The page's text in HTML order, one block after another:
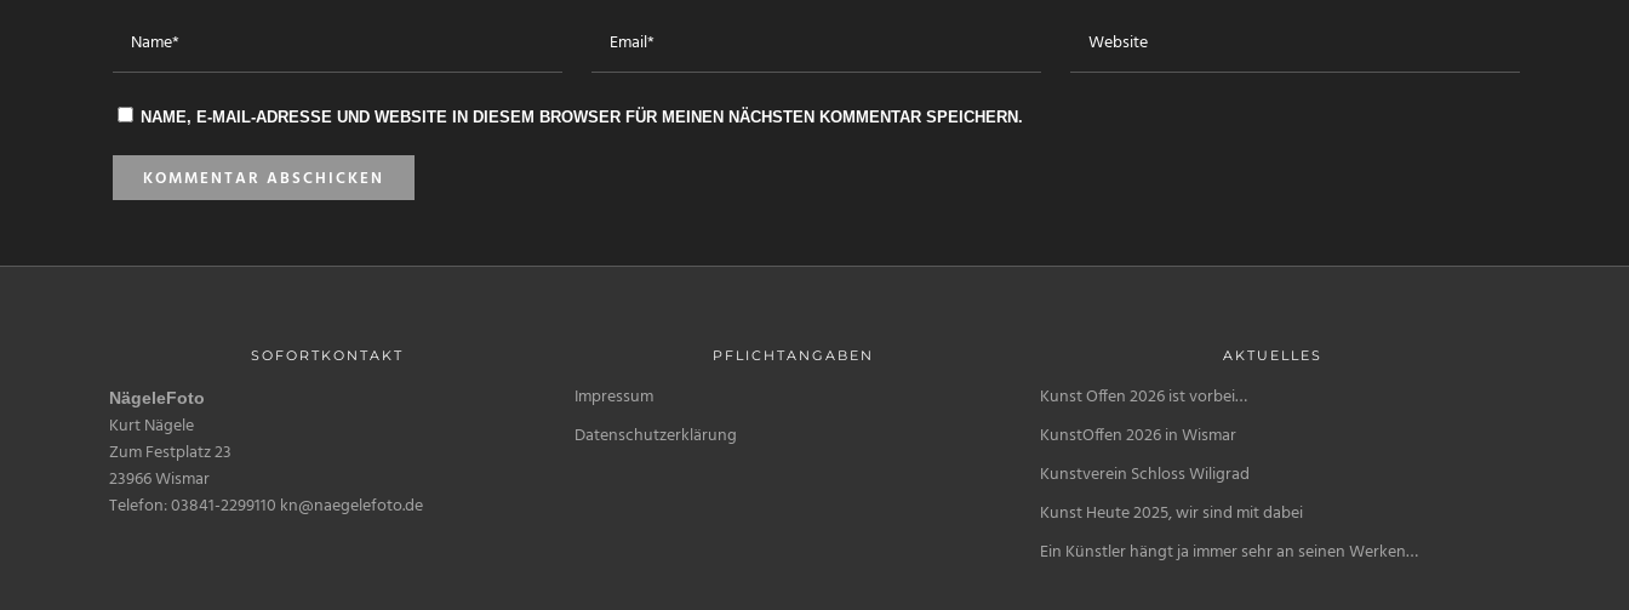
NAME, E-MAIL-ADRESSE UND WEBSITE IN DIESEM BROWSER FÜR MEINEN NÄCHSTEN KOMMENTAR SPEICHERN.
SOFORTKONTAKT
NägeleFoto
Kurt Nägele
Zum Festplatz 23
23966 Wismar
Telefon: 03841-2299110 kn@naegelefoto.de
PFLICHTANGABEN
Impressum
Datenschutzerklärung
AKTUELLES
Kunst Offen 2026 ist vorbei…
KunstOffen 2026 in Wismar
Kunstverein Schloss Wiligrad
Kunst Heute 2025, wir sind mit dabei
Ein Künstler hängt ja immer sehr an seinen Werken…